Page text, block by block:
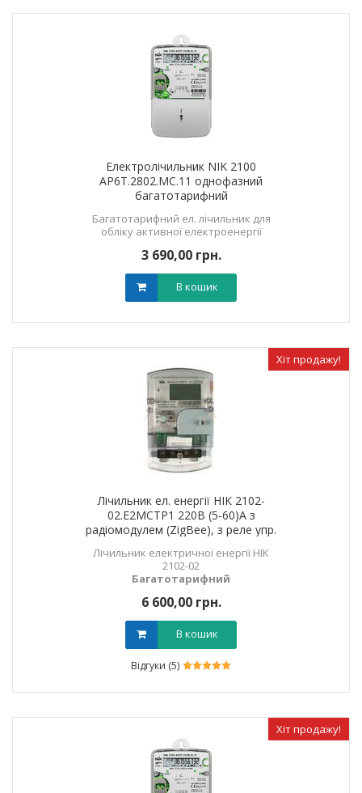
Електролічильник NIK 2100
AP6T.2802.МС.11 однофазний
багатотарифний
Багатотарифний ел. лічильник для
обліку активної електроенергії
3 690,00 грн.
В кошик
Хіт продажу!
Лічильник ел. енергії НІК 2102-
02.Е2МCТР1 220В (5-60)А з
радіомодулем (ZigBee), з реле упр.
Лічильник електричної енергії НІК
2102-02
Багатотарифний
6 600,00 грн.
В кошик
Відгуки (5)
Хіт продажу!